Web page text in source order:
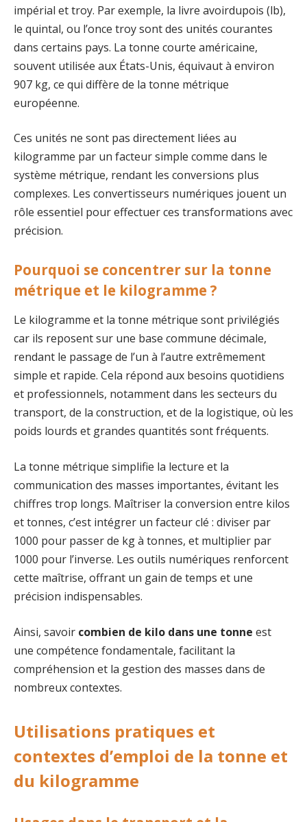
impérial et troy. Par exemple, la livre avoirdupois (lb),
le quintal, ou l’once troy sont des unités courantes
dans certains pays. La tonne courte américaine,
souvent utilisée aux États-Unis, équivaut à environ
907 kg, ce qui diffère de la tonne métrique
européenne.
Ces unités ne sont pas directement liées au
kilogramme par un facteur simple comme dans le
système métrique, rendant les conversions plus
complexes. Les convertisseurs numériques jouent un
rôle essentiel pour effectuer ces transformations avec
précision.
Pourquoi se concentrer sur la tonne
métrique et le kilogramme ?
Le kilogramme et la tonne métrique sont privilégiés
car ils reposent sur une base commune décimale,
rendant le passage de l’un à l’autre extrêmement
simple et rapide. Cela répond aux besoins quotidiens
et professionnels, notamment dans les secteurs du
transport, de la construction, et de la logistique, où les
poids lourds et grandes quantités sont fréquents.
La tonne métrique simplifie la lecture et la
communication des masses importantes, évitant les
chiffres trop longs. Maîtriser la conversion entre kilos
et tonnes, c’est intégrer un facteur clé : diviser par
1000 pour passer de kg à tonnes, et multiplier par
1000 pour l’inverse. Les outils numériques renforcent
cette maîtrise, offrant un gain de temps et une
précision indispensables.
Ainsi, savoir combien de kilo dans une tonne est
une compétence fondamentale, facilitant la
compréhension et la gestion des masses dans de
nombreux contextes.
Utilisations pratiques et
contextes d’emploi de la tonne et
du kilogramme